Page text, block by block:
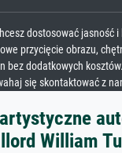
dostosować jasność i
przycięcie obrazu,
bez dodatkowych
się skontaktować z
William